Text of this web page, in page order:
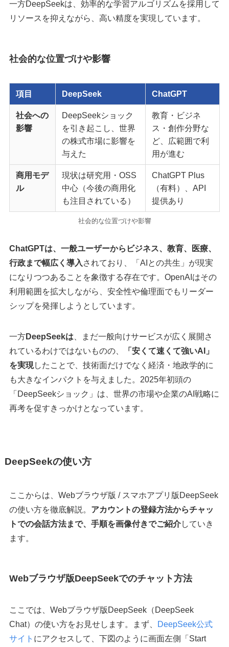
一方DeepSeekは、効率的な学習アルゴリズムを採用して
リソースを抑えながら、高い精度を実現しています。
社会的な位置づけや影響
項目 DeepSeek ChatGPT
社会への
影響
DeepSeekショック
を引き起こし、世界
の株式市場に影響を
与えた
教育・ビジネ
ス・創作分野な
ど、広範囲で利
用が進む
商用モデ
ル
現状は研究用・OSS
中心（今後の商用化
も注目されている）
ChatGPT Plus
（有料）、API
提供あり
社会的な位置づけや影響
ChatGPTは、一般ユーザーからビジネス、教育、医療、
行政まで幅広く導入されており、「AIとの共生」が現実
になりつつあることを象徴する存在です。OpenAIはその
利用範囲を拡大しながら、安全性や倫理面でもリーダー
シップを発揮しようとしています。
一方DeepSeekは、まだ一般向けサービスが広く展開さ
れているわけではないものの、
「安くて速くて強いAI」
を実現したことで、技術面だけでなく経済・地政学的に
も大きなインパクトを与えました。2025年初頭の
「DeepSeekショック」は、世界の市場や企業のAI戦略に
再考を促すきっかけとなっています。
DeepSeekの使い方
ここからは、Webブラウザ版 / スマホアプリ版DeepSeek
の使い方を徹底解説。 アカウントの登録方法からチャッ
トでの会話方法まで、手順を画像付きでご紹介していき
ます。
Webブラウザ版DeepSeekでのチャット方法
ここでは、Webブラウザ版DeepSeek（DeepSeek
Chat）の使い方をお見せします。まず、
DeepSeek公式
サイト にアクセスして、下図のように画面左側「Start